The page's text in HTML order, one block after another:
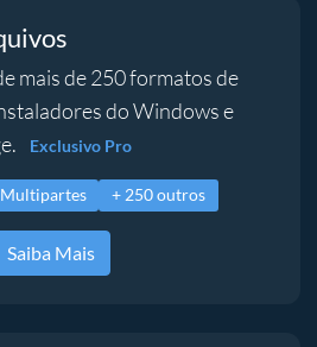
mais de 250 formatos de
do Windows e
Exclusivo Pro
Multipartes + 250 outros
Saiba Mais